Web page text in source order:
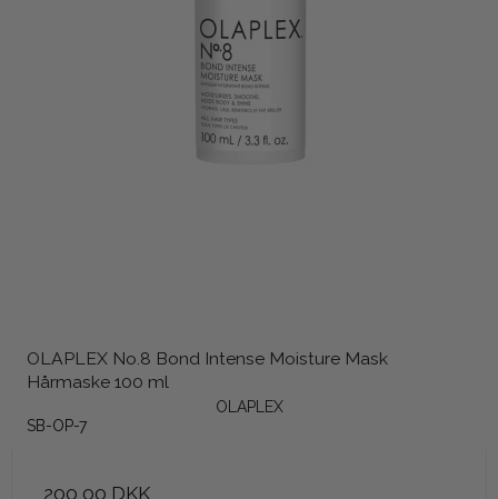
OLAPLEX No.8 Bond Intense Moisture Mask
Hårmaske 100 ml
OLAPLEX
SB-OP-7
200,00 DKK